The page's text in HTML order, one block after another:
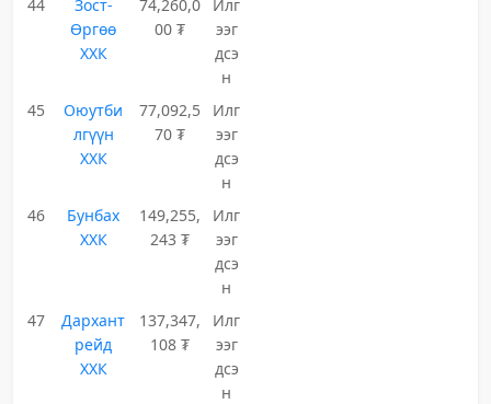
44
Зост-
Өргөө
ХХК
74,260,0
00 ₮
Илг
ээг
дсэ
н
45
Оюутби
лгүүн
ХХК
77,092,5
70 ₮
Илг
ээг
дсэ
н
46
Бунбах
ХХК
149,255,
243 ₮
Илг
ээг
дсэ
н
47
Дархант
рейд
ХХК
137,347,
108 ₮
Илг
ээг
дсэ
н